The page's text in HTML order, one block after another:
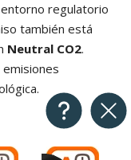
regulatorio
también está
Neutral CO2.